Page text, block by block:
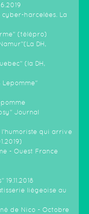
cyber-harcelées. La
(télépro)
DH,
(la DH,
Journal
l'humoriste qui arrive
- Ouest France
liégeoise au
de Nico - Octobre